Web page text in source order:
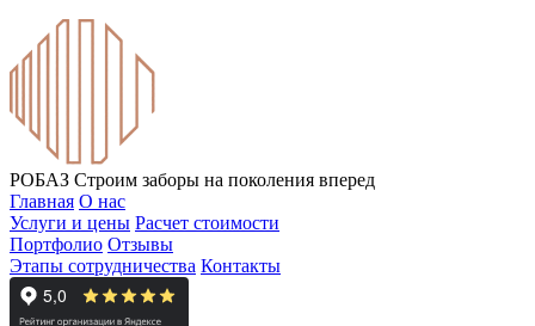
РОБАЗ Строим заборы на поколения вперед
Главная О нас
Услуги и цены Расчет стоимости
Портфолио Отзывы
Этапы сотрудничества Контакты